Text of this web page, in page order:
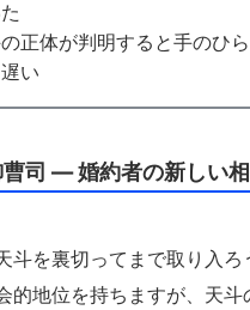
正体が判明すると手のひら
い
司 ― 婚約者の新しい
斗を裏切ってまで取り入ろ
的地位を持ちますが、天斗